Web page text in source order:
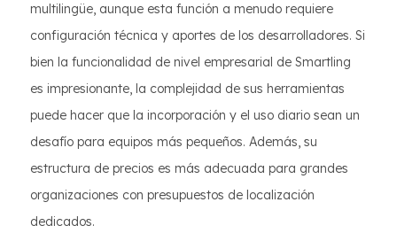
multilingüe, aunque esta función a menudo requiere
configuración técnica y aportes de los desarrolladores. Si
bien la funcionalidad de nivel empresarial de Smartling
es impresionante, la complejidad de sus herramientas
puede hacer que la incorporación y el uso diario sean un
desafío para equipos más pequeños. Además, su
estructura de precios es más adecuada para grandes
organizaciones con presupuestos de localización
dedicados.